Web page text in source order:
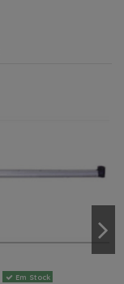
Em Stock